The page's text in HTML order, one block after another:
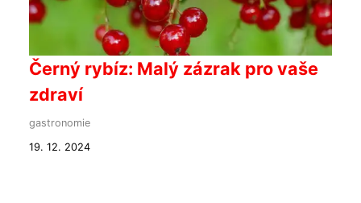
Černý rybíz: Malý zázrak pro vaše
zdraví
gastronomie
19. 12. 2024